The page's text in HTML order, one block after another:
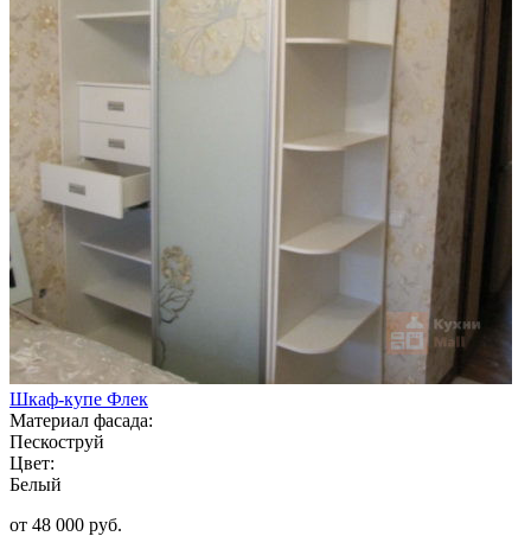
Шкаф-купе Флек
Материал фасада:
Пескоструй
Цвет:
Белый
от 48 000 руб.